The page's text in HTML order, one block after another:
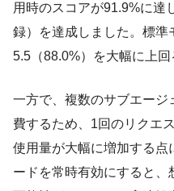
用時のスコアが91.9%に達
録）を達成しました。標準
5.5（88.0%）を大幅に上回
一方で、複数のサブエージ
費するため、1回のリクエ
使用量が大幅に増加する点
ードを常時有効にすると、